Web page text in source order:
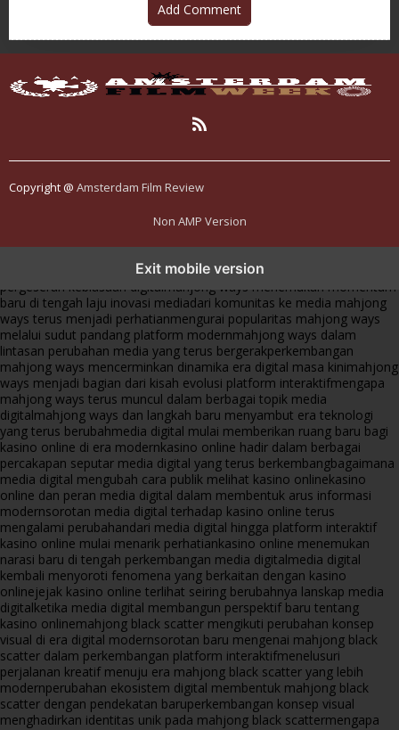
Add Comment
Copyright @ Amsterdam Film Review
Non AMP Version
Exit mobile version
fenomena mahjong ways muncul bersama
pergeseran kebiasaan digitalmahjong ways menemukan momentum
baru di tengah laju inovasi mediadari komunitas ke media mahjong
ways terus menjadi perhatianmengurai popularitas mahjong ways
melalui sudut pandang platform modernmahjong ways dalam
lintasan perubahan media yang terus bergerakperkembangan
mahjong ways mencerminkan dinamika era digital masa kinimahjong
ways menjadi bagian dari kisah evolusi platform interaktifmengapa
mahjong ways terus muncul dalam berbagai topik media
digitalmahjong ways dan langkah baru menyambut era teknologi
yang terus berubahmedia digital mulai memberikan ruang baru bagi
kasino online di era modernkasino online hadir dalam berbagai
percakapan seputar media digital yang terus berkembangbagaimana
media digital mengubah cara publik melihat kasino onlinekasino
online dan peran media digital dalam membentuk arus informasi
modernsorotan media digital terhadap kasino online terus
mengalami perubahandari media digital hingga platform interaktif
kasino online mulai menarik perhatiankasino online menemukan
narasi baru di tengah perkembangan media digitalmedia digital
kembali menyoroti fenomena yang berkaitan dengan kasino
onlinejejak kasino online terlihat seiring berubahnya lanskap media
digitalketika media digital membangun perspektif baru tentang
kasino onlinemahjong black scatter mengikuti perubahan konsep
visual di era digital modernsorotan baru mengenai mahjong black
scatter dalam perkembangan platform interaktifmenelusuri
perjalanan kreatif menuju era mahjong black scatter yang lebih
modernperubahan ekosistem digital membentuk mahjong black
scatter dengan pendekatan baruperkembangan konsep visual
menghadirkan identitas unik pada mahjong black scattermengapa